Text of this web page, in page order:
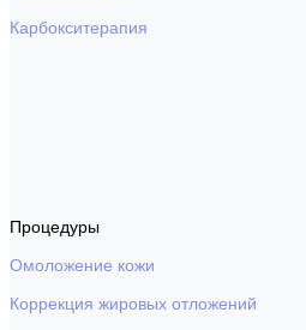
Карбокситерапия
Процедуры
Омоложение кожи
Коррекция жировых отложений